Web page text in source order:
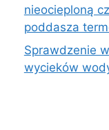
nieocieploną
poddasza
Sprawdzenie
wycieków